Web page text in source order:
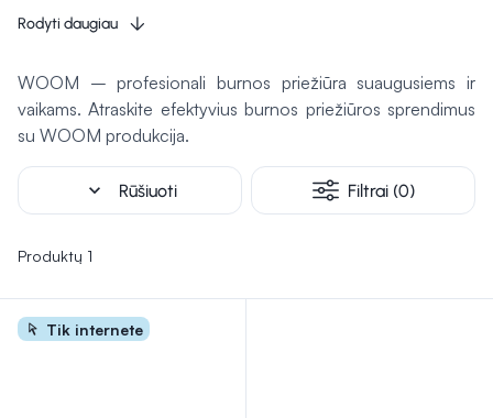
Vieni produktai gali padėti palaikyti normalią širdies
veiklą
, o kiti
kiti padėti mažinti skrandžio refliuksą. Šios priemonės gali
būti naudingos bendrai savijautai gerinti.
Rodyti daugiau
WOOM – profesionali burnos priežiūra suaugusiems ir
vaikams. Atraskite efektyvius burnos priežiūros sprendimus
su WOOM produkcija.
expand_more Rūšiuoti Filtrai (0)
Produktų 1
Tik internete